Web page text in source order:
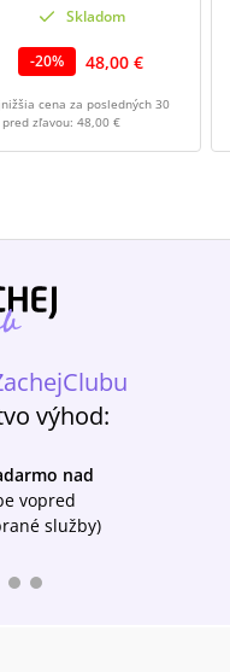
Skladom
-20% 48,00 €
cena za posledných 30
zľavou: 48,00 €
výhod:
nad
vopred
služby)